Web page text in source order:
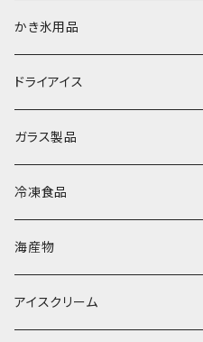
富士天然水の氷
丸氷
直径70mm
直径65mm
角氷
砕氷
氷河の氷
氷アイテム
かき氷用品
かき氷シロップ
無果汁1.8Lパック
無果汁1Lパック
かき氷機・かき氷器
かき氷カップ
発泡スチロール無地-使い捨て
発泡スチロールプリント柄
かき氷スプーン・スプーンストロー
プラスチック・スプーン
コンデンスミルク・練乳・あんこ
ドライアイス
ドライアイス3ｋｇ
ドライアイス4ｋｇ
ドライアイス5ｋｇ
ドライアイス8ｋｇ
ガラス製品
オンザロック・グラス
ビール・グラス
タンブラー
冷凍食品
肉まん・あんまん
パスタ・スパゲッティ
海産物
アイスクリーム